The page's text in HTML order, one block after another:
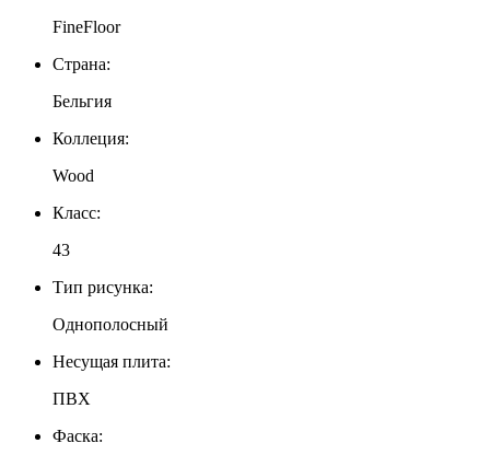
FineFloor
Страна:
Бельгия
Коллеция:
Wood
Класс:
43
Тип рисунка:
Однополосный
Несущая плита:
ПВХ
Фаска: